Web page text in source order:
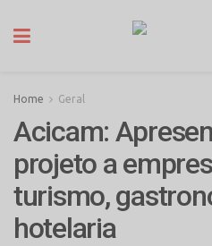
Home Geral
Acicam:
projeto a
turismo,
hotelaria